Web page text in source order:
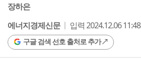
장하은
에너지경제신문
입력 2024.12.06 11:48
구글 검색 선호 출처로 추가